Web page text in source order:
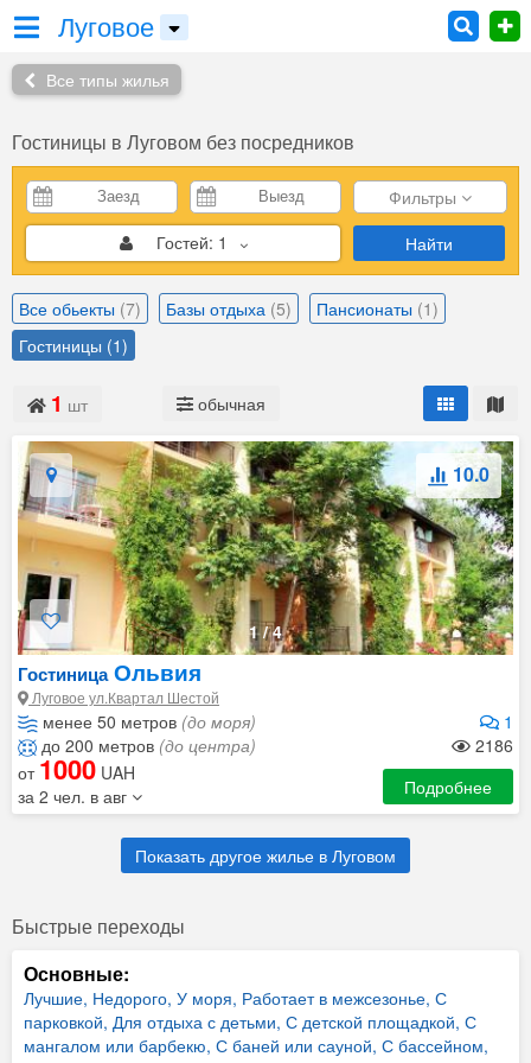
Луговое
Все типы жилья
Гостиницы в Луговом без посредников
Фильтры
Гостей: 1 Найти
Все обьекты (7) Базы отдыха (5) Пансионаты (1)
Гостиницы (1)
1 шт обычная
1/4
10.0
ГостиницаОльвия
Луговое ул.Квартал Шестой
менее 50 метров (до моря)
1
до 200 метров (до центра)
2186
от 1000 UAH
за 2 чел. в авг
Подробнее
Показать другое жилье в Луговом
Быстрые переходы
Основные:
Лучшие, Недорого, У моря, Работает в межсезонье, С
парковкой, Для отдыха с детьми, С детской площадкой, С
мангалом или барбекю, С баней или сауной, С бассейном,